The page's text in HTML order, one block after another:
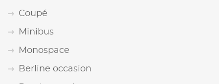
Coupé
Minibus
Monospace
Berline occasion